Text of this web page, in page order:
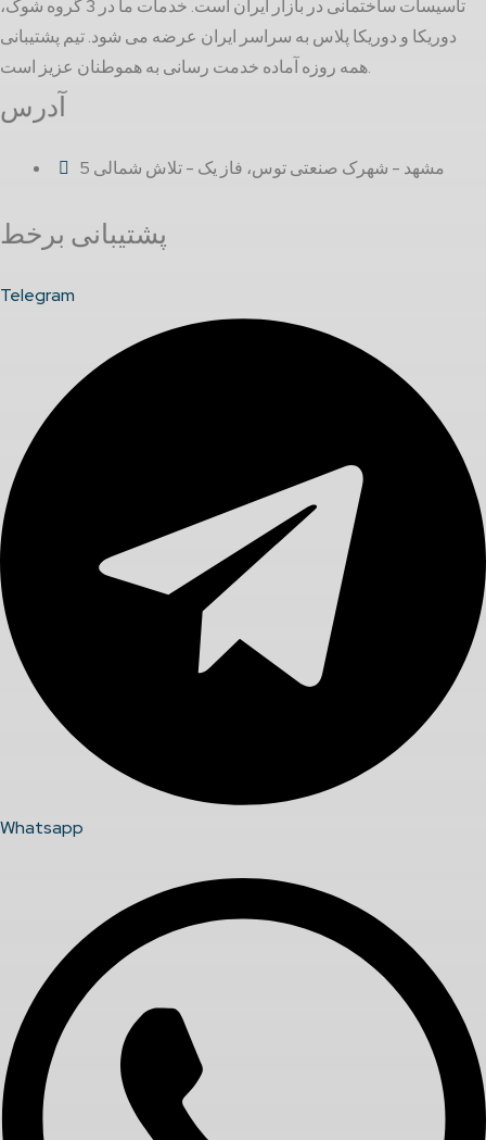
تاسیسات ساختمانی در بازار ایران است. خدمات ما در 3 گروه شوک،
دوریکا و دوریکا پلاس به سراسر ایران عرضه می شود. تیم پشتیبانی
همه روزه آماده خدمت رسانی به هموطنان عزیز است.
آدرس
مشهد - شهرک صنعتی توس، فاز یک - تلاش شمالی 5
پشتیبانی برخط
Telegram
Whatsapp